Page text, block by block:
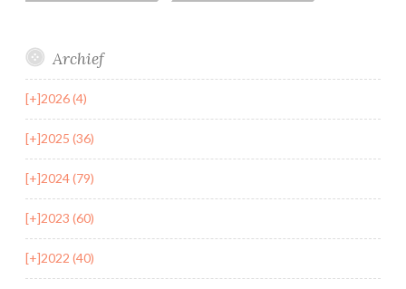
Archief
[+]2026 (4)
[+]2025 (36)
[+]2024 (79)
[+]2023 (60)
[+]2022 (40)